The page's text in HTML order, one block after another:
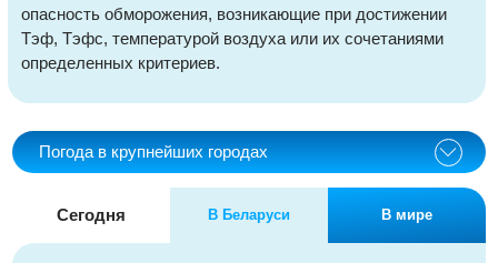
опасность обморожения, возникающие при достижении
Тэф, Тэфс, температурой воздуха или их сочетаниями
определенных критериев.
Погода в крупнейших городах
Сегодня В Беларуси В мире